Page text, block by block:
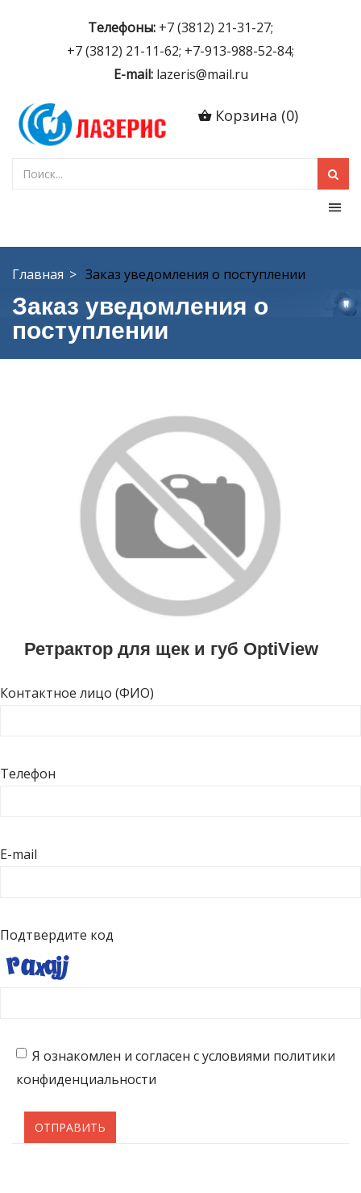
Телефоны: +7 (3812) 21-31-27;
+7 (3812) 21-11-62; +7-913-988-52-84;
E-mail:lazeris@mail.ru
Корзина (0)
Главная Заказ уведомления о поступлении
Заказ уведомления о
поступлении
Ретрактор для щек и губ OptiView
Контактное лицо (ФИО)
Телефон
E-mail
Подтвердите код
Я ознакомлен и согласен с условиями политики
конфиденциальности
ОТПРАВИТЬ